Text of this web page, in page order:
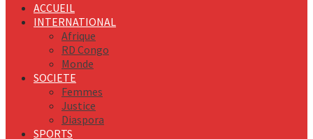
ACCUEIL
INTERNATIONAL
Afrique
RD Congo
Monde
SOCIETE
Femmes
Justice
Diaspora
SPORTS